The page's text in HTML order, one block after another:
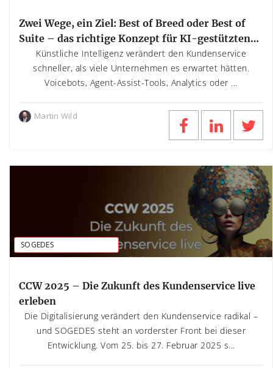
Zwei Wege, ein Ziel: Best of Breed oder Best of
Suite – das richtige Konzept für KI-gestützten
Kundenservice
Künstliche Intelligenz verändert den Kundenservice
schneller, als viele Unternehmen es erwartet hätten.
Voicebots, Agent-Assist-Tools, Analytics oder ...
Martin Wild
SOGEDES
CCW 2025 – Die Zukunft des Kundenservice live
erleben
Die Digitalisierung verändert den Kundenservice radikal –
und SOGEDES steht an vorderster Front bei dieser
Entwicklung. Vom 25. bis 27. Februar 2025 s...